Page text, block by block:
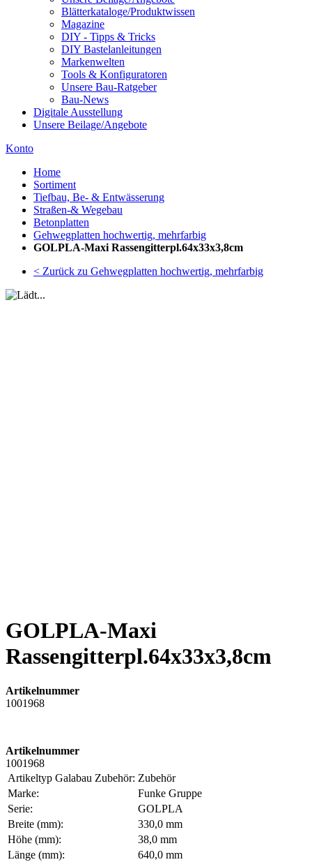
Blätterkataloge/Produktwissen
Magazine
DIY - Tipps & Tricks
DIY Bastelanleitungen
Markenwelten
Tools & Konfiguratoren
Unsere Bau-Ratgeber
Bau-News
Digitale Ausstellung
Unsere Beilage/Angebote
Konto
Home
Sortiment
Tiefbau, Be- & Entwässerung
Straßen-& Wegebau
Betonplatten
Gehwegplatten hochwertig, mehrfarbig
GOLPLA-Maxi Rassengitterpl.64x33x3,8cm
< Zurück zu Gehwegplatten hochwertig, mehrfarbig
GOLPLA-Maxi
Rassengitterpl.64x33x3,8cm
Artikelnummer
1001968
Artikelnummer
1001968
Artikeltyp Galabau Zubehör: Zubehör
Marke:
Funke Gruppe
Serie:
GOLPLA
Breite (mm):
330,0 mm
Höhe (mm):
38,0 mm
Länge (mm):
640,0 mm